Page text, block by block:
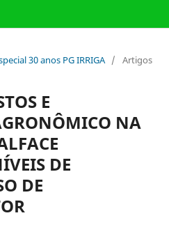
30 anos PG IRRIGA / Artigos
E
NA
DE
DE